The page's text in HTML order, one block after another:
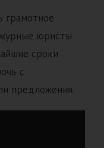
грамотное
юристы
сроки
с
предложения.